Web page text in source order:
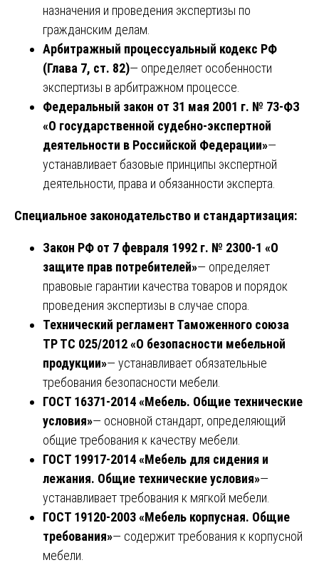
назначения и проведения экспертизы по
гражданским делам.
Арбитражный процессуальный кодекс РФ
(Глава 7, ст. 82)— определяет особенности
экспертизы в арбитражном процессе.
Федеральный закон от 31 мая 2001 г. № 73-ФЗ
«О государственной судебно-экспертной
деятельности в Российской Федерации»—
устанавливает базовые принципы экспертной
деятельности, права и обязанности эксперта.
Специальное законодательство и стандартизация:
Закон РФ от 7 февраля 1992 г. № 2300-1 «О
защите прав потребителей»— определяет
правовые гарантии качества товаров и порядок
проведения экспертизы в случае спора.
Технический регламент Таможенного союза
ТР ТС 025/2012 «О безопасности мебельной
продукции»— устанавливает обязательные
требования безопасности мебели.
ГОСТ 16371-2014 «Мебель. Общие технические
условия»— основной стандарт, определяющий
общие требования к качеству мебели.
ГОСТ 19917-2014 «Мебель для сидения и
лежания. Общие технические условия»—
устанавливает требования к мягкой мебели.
ГОСТ 19120-2003 «Мебель корпусная. Общие
требования»— содержит требования к корпусной
мебели.